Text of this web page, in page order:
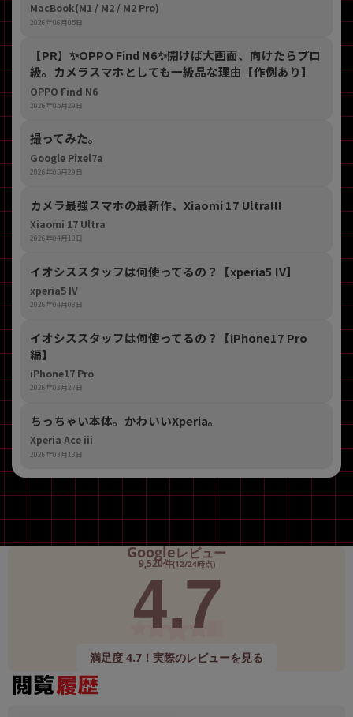
MacBook(M1 / M2 / M2 Pro)
2026年06月05日
【PR】​✨OPPO Find N6✨開けば大画面、向けたらプロ
級。カメラスマホとしても一級品な理由【作例あり】
OPPO Find N6
2026年05月29日
撮ってみた。
Google Pixel7a
2026年05月29日
カメラ最強スマホの最新作、Xiaomi 17 Ultra!!!
Xiaomi 17 Ultra
2026年04月10日
イオシススタッフは何使ってるの？【xperia5 IV】
xperia5 IV
2026年04月03日
イオシススタッフは何使ってるの？【iPhone17 Pro
編】
iPhone17 Pro
2026年03月27日
ちっちゃい本体。かわいいXperia。
Xperia Ace iii
2026年03月13日
Googleレビュー
9,520件(12/24時点)
4.7
満足度 4.7！実際のレビューを見る